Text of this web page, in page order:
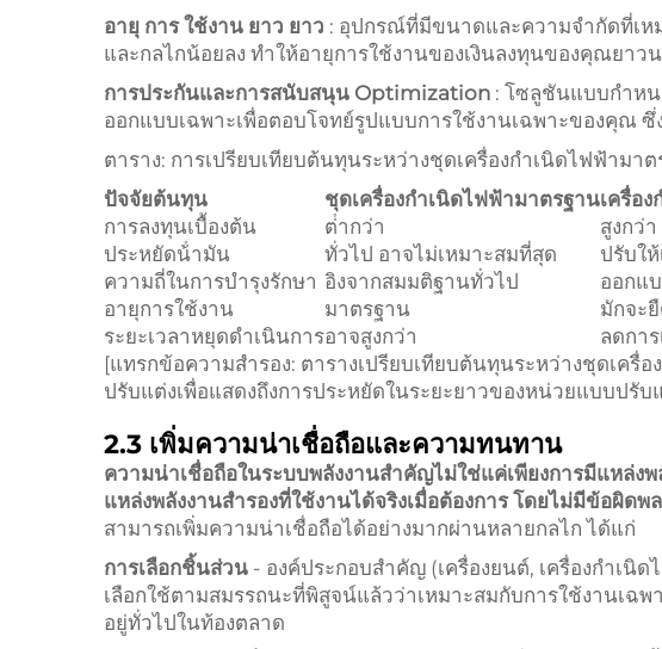
อายุ การ ใช้งาน ยาว ยาว : อุปกรณ์ที่มีขนาดและความจํากัดที่เห
และกลไกน้อยลง ทําให้อายุการใช้งานของเงินลงทุนของคุณยาว
การประกันและการสนับสนุน Optimization : โซลูชันแบบกำห
ออกแบบเฉพาะเพื่อตอบโจทย์รูปแบบการใช้งานเฉพาะของคุณ ซึ่
ตาราง: การเปรียบเทียบต้นทุนระหว่างชุดเครื่องกำเนิดไฟฟ้ามา
ปัจจัยต้นทุน
ชุดเครื่องกำเนิดไฟฟ้ามาตรฐานเครื่อ
การลงทุนเบื้องต้น
ต่ํากว่า
สูงกว่า
ประหยัดน้ํามัน
ทั่วไป อาจไม่เหมาะสมที่สุด
ปรับใ
ความถี่ในการบำรุงรักษา อิงจากสมมติฐานทั่วไป
ออกแ
อายุการใช้งาน
มาตรฐาน
มักจะ
ระยะเวลาหยุดดำเนินการอาจสูงกว่า
ลดกา
[แทรกข้อความสำรอง: ตารางเปรียบเทียบต้นทุนระหว่างชุดเครื่
ปรับแต่งเพื่อแสดงถึงการประหยัดในระยะยาวของหน่วยแบบปรับ
2.3 เพิ่มความน่าเชื่อถือและความทนทาน
ความน่าเชื่อถือในระบบพลังงานสำคัญไม่ใช่แค่เพียงการมีแหล่ง
แหล่งพลังงานสำรองที่ใช้งานได้จริงเมื่อต้องการ โดยไม่มีข้อผิดพ
สามารถเพิ่มความน่าเชื่อถือได้อย่างมากผ่านหลายกลไก ได้แก่
การเลือกชิ้นส่วน - องค์ประกอบสำคัญ (เครื่องยนต์, เครื่องกำเนิ
เลือกใช้ตามสมรรถนะที่พิสูจน์แล้วว่าเหมาะสมกับการใช้งานเฉ
อยู่ทั่วไปในท้องตลาด